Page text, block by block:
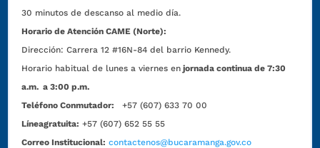
30 minutos de descanso al medio día.
Horario de Atención CAME (Norte):
Dirección:Carrera 12 #16N-84 del barrio Kennedy.
Horario habitual de lunes a viernes en jornada continua de 7:30
a.m. a 3:00 p.m.
Teléfono Conmutador:
+57 (607) 633 70 00
Líneagratuita: +57 (607) 652 55 55
Correo Institucional: contactenos@bucaramanga.gov.co